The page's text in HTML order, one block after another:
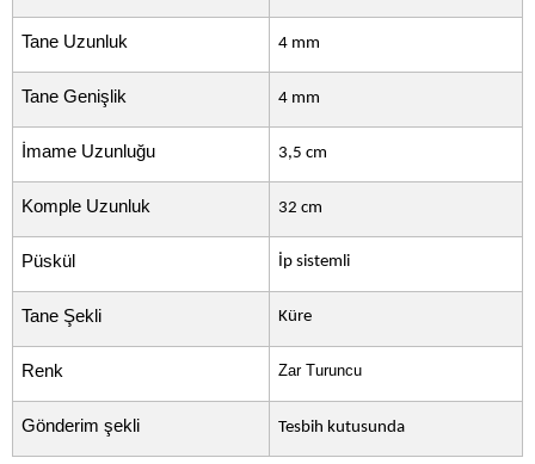
Tane Uzunluk 4 mm
Tane Genişlik 4 mm
İmame Uzunluğu 3,5 cm
Komple Uzunluk 32 cm
Püskül İp sistemli
Tane Şekli Küre
Renk Zar Turuncu
Gönderim şekli Tesbih kutusunda